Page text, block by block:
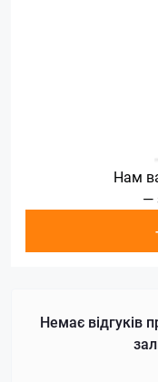
Нам
—
Немає відгуків